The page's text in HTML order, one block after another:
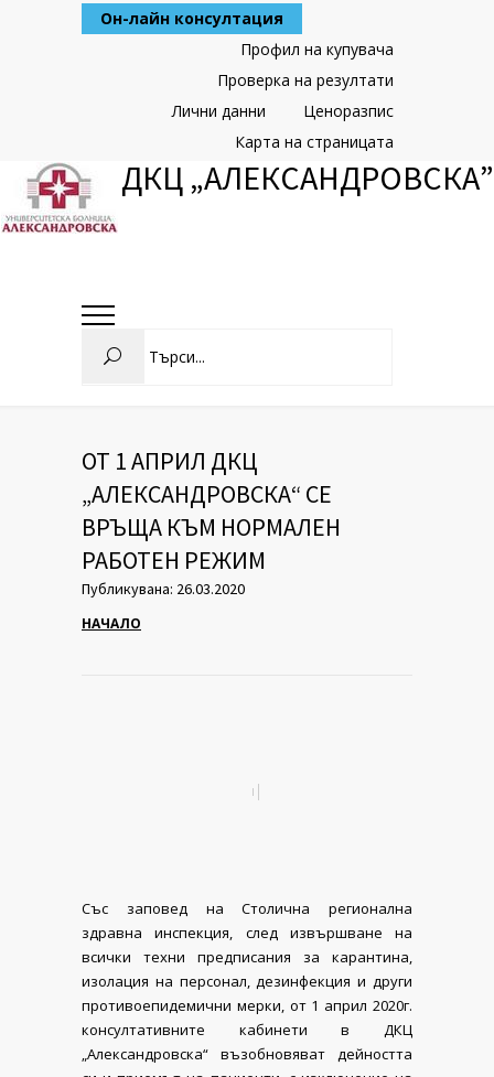
Он-лайн консултация
Профил на купувача
Проверка на резултати
Ценоразпис
Лични данни
Карта на страницата
ДКЦ „АЛЕКСАНДРОВСКА”
ОТ 1 АПРИЛ ДКЦ
„АЛЕКСАНДРОВСКА“ СЕ
ВРЪЩА КЪМ НОРМАЛЕН
РАБОТЕН РЕЖИМ
Публикувана: 26.03.2020
НАЧАЛО
Със заповед на Столична регионална
здравна инспекция, след извършване на
всички техни предписания за карантина,
изолация на персонал, дезинфекция и други
противоепидемични мерки, от 1 април 2020г.
консултативните кабинети в ДКЦ
„Александровска“ възобновяват дейността